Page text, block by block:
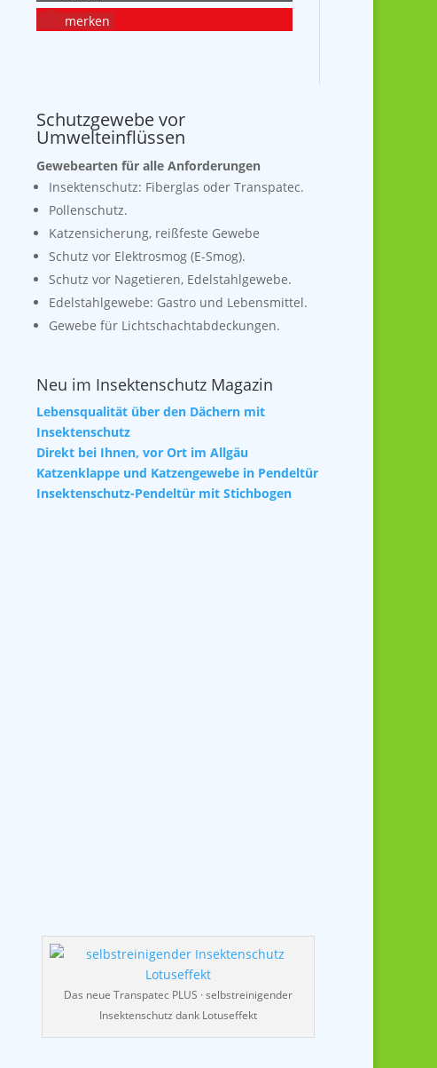
merken
Schutzgewebe vor
Umwelteinflüssen
Gewebearten für alle Anforderungen
Insektenschutz: Fiberglas oder Transpatec.
Pollenschutz.
Katzensicherung, reißfeste Gewebe
Schutz vor Elektrosmog (E-Smog).
Schutz vor Nagetieren, Edelstahlgewebe.
Edelstahlgewebe: Gastro und Lebensmittel.
Gewebe für Lichtschachtabdeckungen.
Neu im Insektenschutz Magazin
Lebensqualität über den Dächern mit
Insektenschutz
Direkt bei Ihnen, vor Ort im Allgäu
Katzenklappe und Katzengewebe in Pendeltür
Insektenschutz-Pendeltür mit Stichbogen
Das neue Transpatec PLUS · selbstreinigender
Insektenschutz dank Lotuseffekt